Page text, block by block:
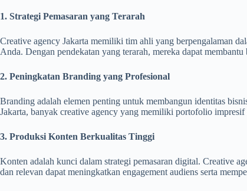
1. Strategi Pemasaran yang Terarah
Creative agency Jakarta memiliki tim ahli yang berpengalaman
Anda. Dengan pendekatan yang terarah, mereka dapat
2. Peningkatan Branding yang Profesional
Branding adalah elemen penting untuk membangun identitas
Jakarta, banyak creative agency yang memiliki portofolio
3. Produksi Konten Berkualitas Tinggi
Konten adalah kunci dalam strategi pemasaran digital. Creative
dan relevan dapat meningkatkan engagement audiens serta